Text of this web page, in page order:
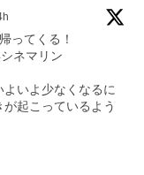
ってくる！
ネマリン
いよ少なくなるに
起こっているよう